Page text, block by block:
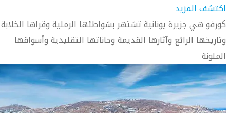
اكتشف المزيد
كورفو هي جزيرة يونانية تشتهر بشواطئها الرملية وقراها الخلابة
وتاريخها الرائع وآثارها القديمة وحاناتها التقليدية وأسواقها
الملونة